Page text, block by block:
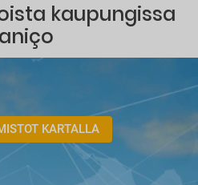
kaupungissa
KARTALLA